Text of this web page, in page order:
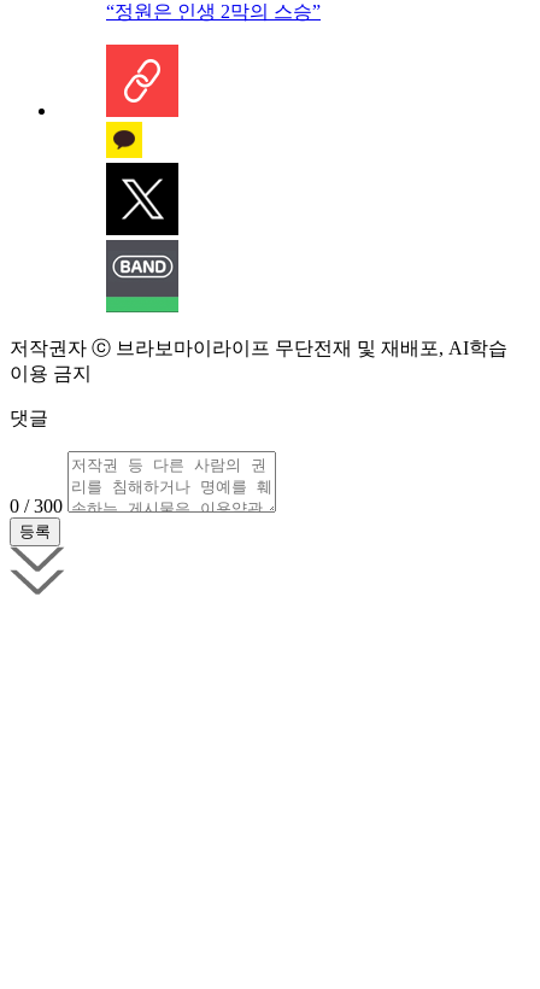
“정원은 인생 2막의 스승”
저작권자 ⓒ 브라보마이라이프 무단전재 및 재배포, AI학습
이용 금지
댓글
0 / 300